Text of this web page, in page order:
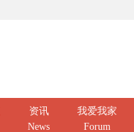
资讯
News
我爱我家
Forum